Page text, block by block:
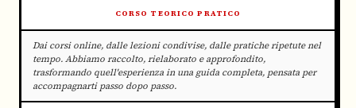
CORSO TEORICO PRATICO
Dai corsi online, dalle lezioni condivise, dalle pratiche ripetute nel
tempo. Abbiamo raccolto, rielaborato e approfondito,
trasformando quell'esperienza in una guida completa, pensata per
accompagnarti passo dopo passo.